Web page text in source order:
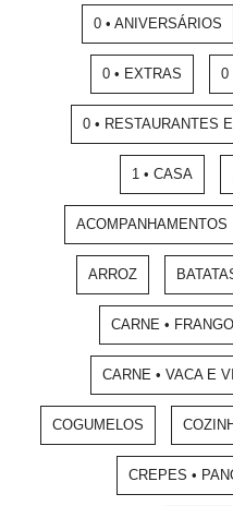
0 • ANIVERSÁRIOS
0 • EXTRAS 0
0 • RESTAURANTES
1 • CASA
ACOMPANHAMENTOS
ARROZ
CARNE • FRANGO
CARNE • VACA E
COGUMELOS
CREPES •